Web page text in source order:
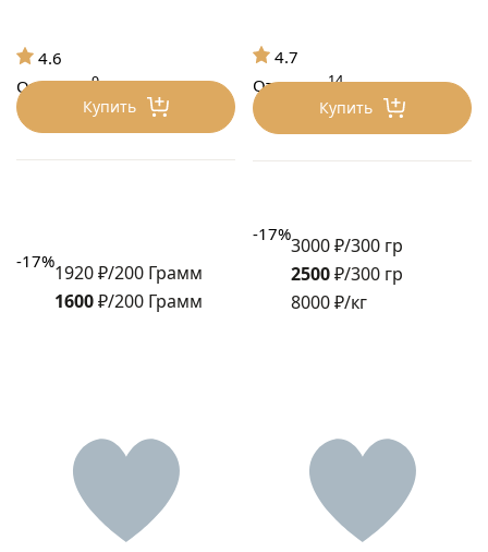
Купить
-17%1920 ₽/200 Грамм
1600₽/200 Грамм
4.6
Отзывов9
Купить
-17%3000 ₽/300 гр
2500₽/300 гр
8000 ₽/кг
4.7
Отзывов14